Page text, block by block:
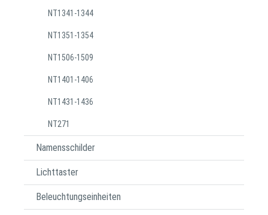
NT1341-1344
NT1351-1354
NT1506-1509
NT1401-1406
NT1431-1436
NT271
Namensschilder
Lichttaster
Beleuchtungseinheiten